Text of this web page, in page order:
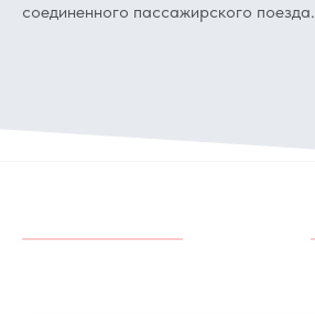
соединенного пассажирского поезда.